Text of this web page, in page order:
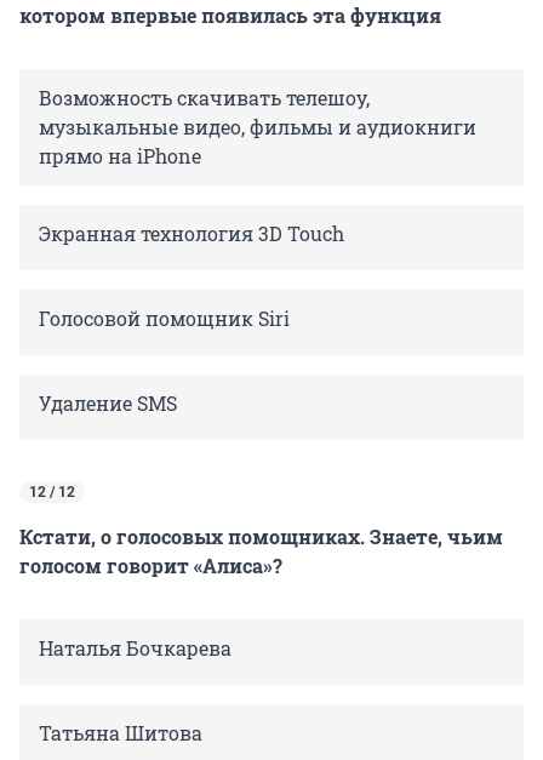
котором впервые появилась эта функция
Возможность скачивать телешоу,
музыкальные видео, фильмы и аудиокниги
прямо на iPhone
Экранная технология 3D Touch
Голосовой помощник Siri
Удаление SMS
12 / 12
Кстати, о голосовых помощниках. Знаете, чьим
голосом говорит «Алиса»?
Наталья Бочкарева
Татьяна Шитова